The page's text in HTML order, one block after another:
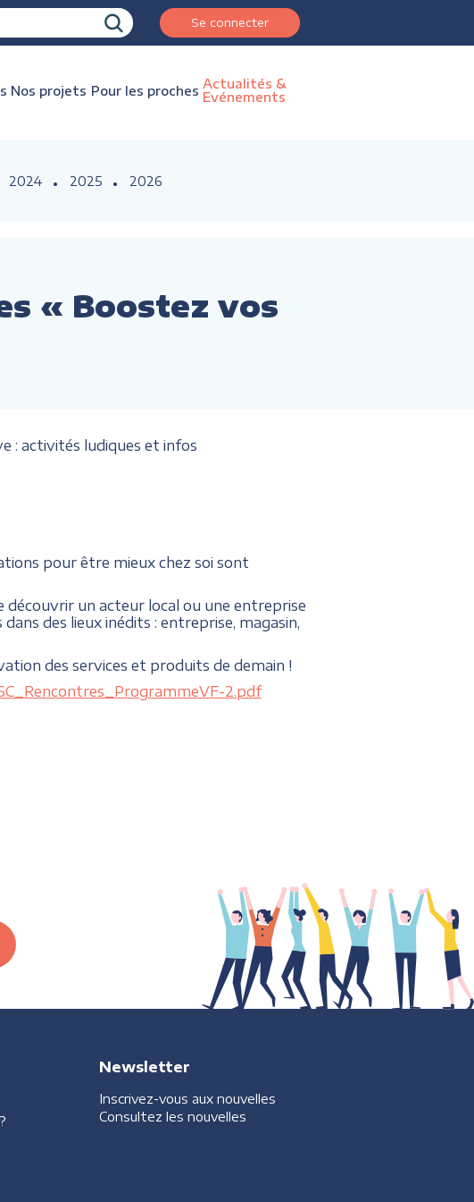
Se connecter
Nos projets Pour les proches Actualités &
Evénements
2024 2025 2026
« Boostez vos
: activités ludiques et infos
pour être mieux chez soi sont
un acteur local ou une entreprise
des lieux inédits : entreprise, magasin,
des services et produits de demain !
2.pdf
Newsletter
Inscrivez-vous aux nouvelles
Consultez les nouvelles